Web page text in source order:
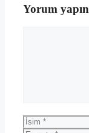
Yorum yapın
İsim